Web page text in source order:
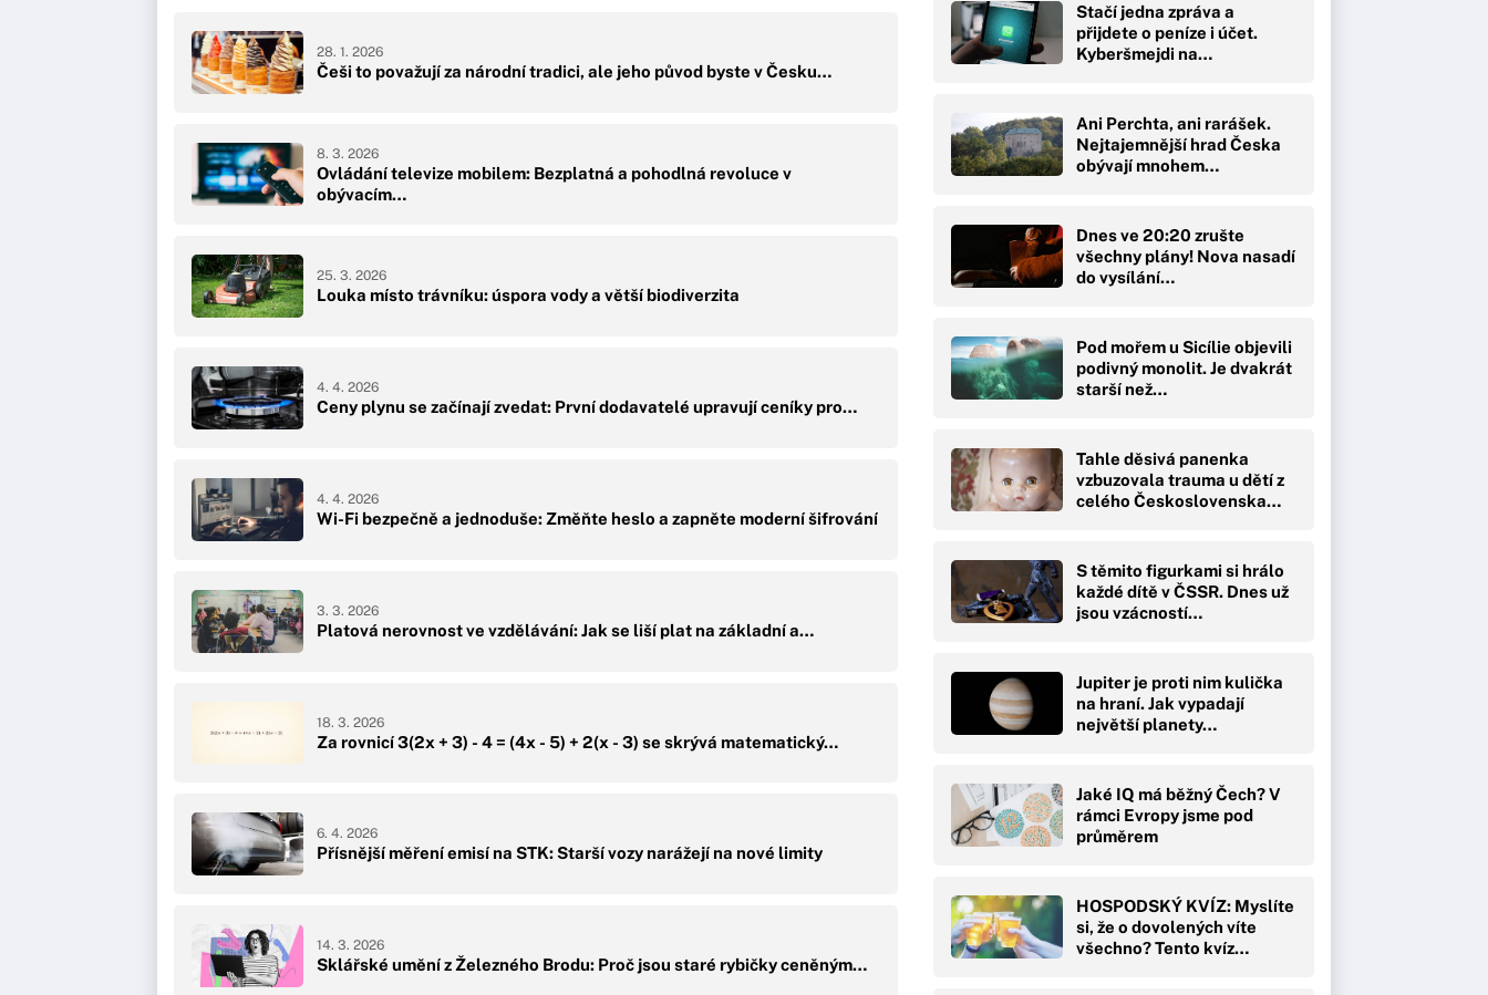
Češi to považují za národní tradici, ale jeho původ byste v Česku…
28. 1. 2026
Ovládání televize mobilem: Bezplatná a pohodlná revoluce v
obývacím…
8. 3. 2026
Louka místo trávníku: úspora vody a větší biodiverzita
25. 3. 2026
Ceny plynu se začínají zvedat: První dodavatelé upravují ceníky pro…
4. 4. 2026
Wi-Fi bezpečně a jednoduše: Změňte heslo a zapněte moderní šifrování
4. 4. 2026
Platová nerovnost ve vzdělávání: Jak se liší plat na základní a…
3. 3. 2026
Za rovnicí 3(2x + 3) - 4 = (4x - 5) + 2(x - 3) se skrývá matematický…
18. 3. 2026
Přísnější měření emisí na STK: Starší vozy narážejí na nové limity
6. 4. 2026
Sklářské umění z Železného Brodu: Proč jsou staré rybičky ceněným…
14. 3. 2026
Stačí jedna zpráva a
přijdete o peníze i účet.
Kyberšmejdi na…
Ani Perchta, ani rarášek.
Nejtajemnější hrad Česka
obývají mnohem…
Dnes ve 20:20 zrušte
všechny plány! Nova nasadí
do vysílání…
Pod mořem u Sicílie objevili
podivný monolit. Je dvakrát
starší než…
Tahle děsivá panenka
vzbuzovala trauma u dětí z
celého Československa…
S těmito figurkami si hrálo
každé dítě v ČSSR. Dnes už
jsou vzácností…
Jupiter je proti nim kulička
na hraní. Jak vypadají
největší planety…
Jaké IQ má běžný Čech? V
rámci Evropy jsme pod
průměrem
HOSPODSKÝ KVÍZ: Myslíte
si, že o dovolených víte
všechno? Tento kvíz…